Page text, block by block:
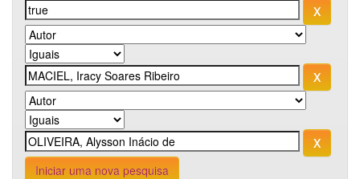
Iniciar uma nova pesquisa